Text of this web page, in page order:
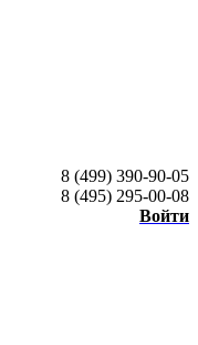
8 (499) 390-90-05
8 (495) 295-00-08
Войти